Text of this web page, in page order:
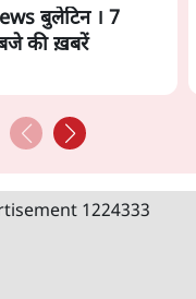
बुलेटिन । 7
की ख़बरें
1224333